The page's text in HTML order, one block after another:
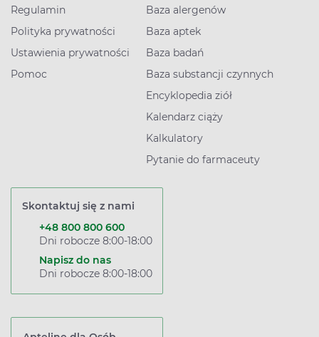
Regulamin
Polityka prywatności
Ustawienia prywatności
Pomoc
Baza alergenów
Baza aptek
Baza badań
Baza substancji czynnych
Encyklopedia ziół
Kalendarz ciąży
Kalkulatory
Pytanie do farmaceuty
Skontaktuj się z nami
+48 800 800 600
Dni robocze 8:00-18:00
Napisz do nas
Dni robocze 8:00-18:00